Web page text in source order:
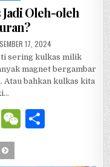
Oleh-oleh
DATE:
17, 2024
sering kulkas milik
magnet bergambar
bahkan kulkas kita
Li
n
e
W
MAGNET KULKAS JADI